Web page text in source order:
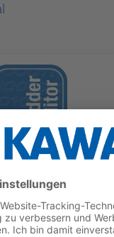
SOFTWARE
TYP
BETRIEBSSYS